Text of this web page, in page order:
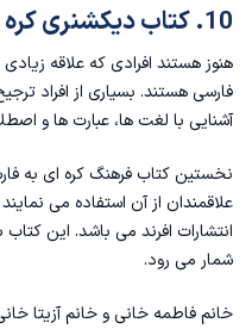
10. کتاب دیکشنری کره ای به فارسی
هنوز هستند افرادی که علاقه
فارسی هستند. بسیاری از افراد
آشنایی با لغت ها، عبارت ها و
نخستین کتاب فرهنگ کره ای به
علاقمندان از آن استفاده می
انتشارات افرند می باشد. این
شمار می رود.
خانم فاطمه خانی و خانم آزیتا